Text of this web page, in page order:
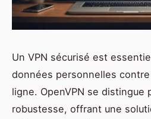
Un VPN sécurisé est
données personnelles
ligne. OpenVPN se distingue
robustesse, offrant une